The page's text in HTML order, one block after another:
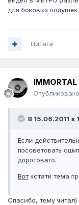
для боковых подушек.
Цитата
IMMORTAL
Опубликовано
В 15.06.2011 в
Если
посоветовать
дороговато.
Воткстати тема
Спасибо, тему